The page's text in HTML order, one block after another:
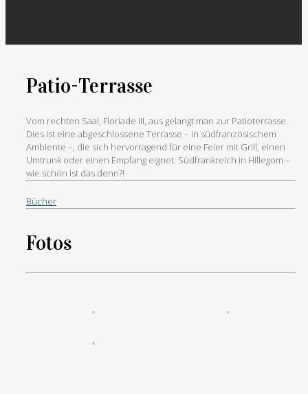
Patio-Terrasse
Vom rechten Saal, Floriade III, aus gelangt man zur Patioterrasse.
Dies ist eine abgeschlossene Terrasse – in südfranzösischem
Ambiente –, die sich hervorragend für eine Feier mit Grill, einen
Umtrunk oder einen Empfang eignet. Südfrankreich in Hillegom –
wie schön ist das denn?!
Bücher
Fotos